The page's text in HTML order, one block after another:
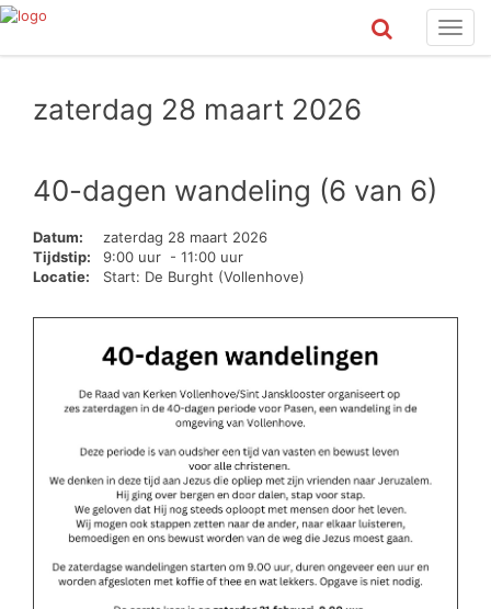
zaterdag 28 maart 2026
40-dagen wandeling (6 van 6)
Datum:
zaterdag 28 maart 2026
Tijdstip:
9:00 uur - 11:00 uur
Locatie:
Start: De Burght (Vollenhove)